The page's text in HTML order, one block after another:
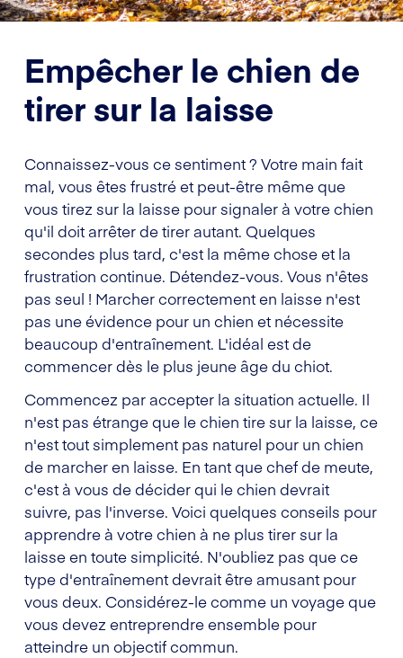
Empêcher le chien de
tirer sur la laisse
Connaissez-vous ce sentiment ? Votre main fait
mal, vous êtes frustré et peut-être même que
vous tirez sur la laisse pour signaler à votre chien
qu'il doit arrêter de tirer autant. Quelques
secondes plus tard, c'est la même chose et la
frustration continue. Détendez-vous. Vous n'êtes
pas seul ! Marcher correctement en laisse n'est
pas une évidence pour un chien et nécessite
beaucoup d'entraînement. L'idéal est de
commencer dès le plus jeune âge du chiot.
Commencez par accepter la situation actuelle. Il
n'est pas étrange que le chien tire sur la laisse, ce
n'est tout simplement pas naturel pour un chien
de marcher en laisse. En tant que chef de meute,
c'est à vous de décider qui le chien devrait
suivre, pas l'inverse. Voici quelques conseils pour
apprendre à votre chien à ne plus tirer sur la
laisse en toute simplicité. N'oubliez pas que ce
type d'entraînement devrait être amusant pour
vous deux. Considérez-le comme un voyage que
vous devez entreprendre ensemble pour
atteindre un objectif commun.